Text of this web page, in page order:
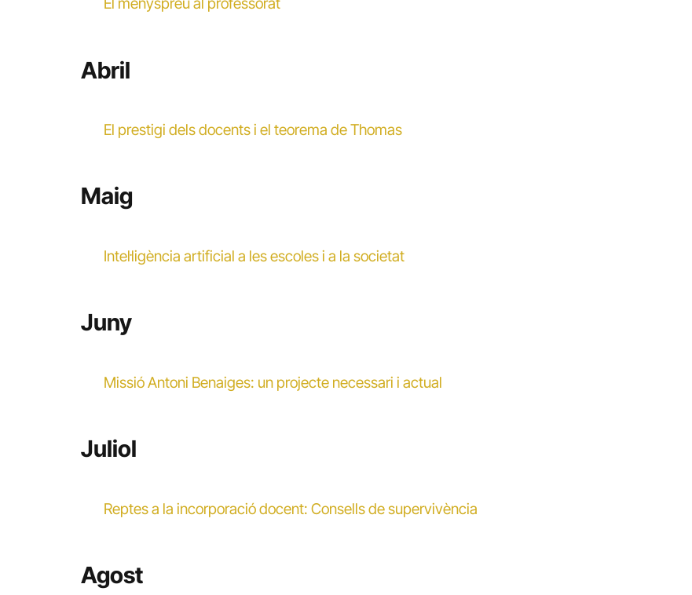
Abril
El prestigi dels docents i el teorema de Thomas
Maig
Intel·ligència artificial a les escoles i a la societat
Juny
Missió Antoni Benaiges: un projecte necessari i actual
Juliol
Reptes a la incorporació docent: Consells de supervivència
Agost